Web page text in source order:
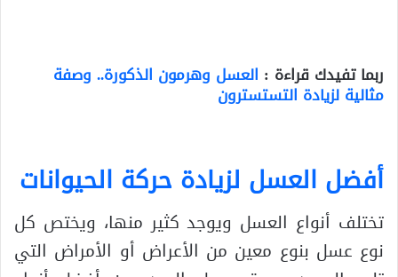
ربما تفيدك قراءة : العسل وهرمون الذكورة.. وصفة
مثالية لزيادة التستسترون
أفضل العسل لزيادة حركة الحيوانات
تختلف أنواع العسل ويوجد كثير منها، ويختص كل
نوع عسل بنوع معين من الأعراض أو الأمراض التي